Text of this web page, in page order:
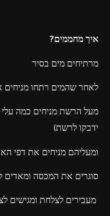
איך מחממים?
מרתיחים מים בסיר
לאחר שהמים רתחו
מעל הרשת מניחים כמה
ידבקו לרשת)
ומעליהם מניחים את דפי
סוגרים את המכסה ומאדים
מעבירים לצלחת ומגישים